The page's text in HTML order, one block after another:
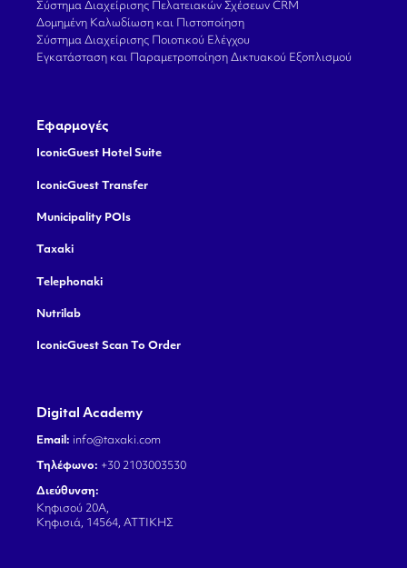
Σύστημα Διαχείρισης Πελατειακών Σχέσεων CRM
Δομημένη Καλωδίωση και Πιστοποίηση
Σύστημα Διαχείρισης Ποιοτικού Ελέγχου
Εγκατάσταση και Παραμετροποίηση Δικτυακού Εξοπλισμού
Εφαρμογές
IconicGuest Hotel Suite
IconicGuest Transfer
Municipality POIs
Taxaki
Telephonaki
Nutrilab
IconicGuest Scan To Order
Digital Academy
Email: info@taxaki.com
Τηλέφωνο: +30 2103003530
Διεύθυνση:
Κηφισού 20Α,
Κηφισιά, 14564, ΑΤΤΙΚΗΣ